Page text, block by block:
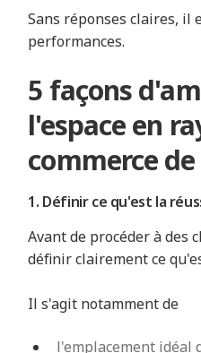
Sans réponses claires, il
performances.
5 façons
l'espace en
commerce
1. Définir ce qu'est la
Avant de procéder à des
définir clairement ce
Il s'agit notamment de
l'emplacement idéal